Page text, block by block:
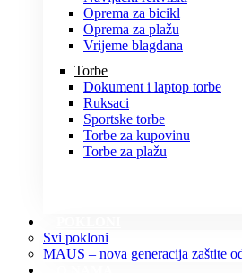
Oprema za bicikl
Oprema za plažu
Vrijeme blagdana
Torbe
Dokument i laptop torbe
Ruksaci
Sportske torbe
Torbe za kupovinu
Torbe za plažu
Svi pokloni
MAUS – nova generacija zaštite